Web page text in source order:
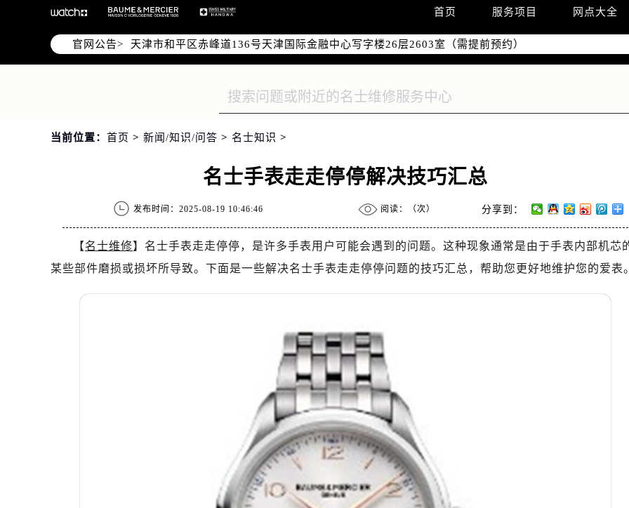
首页 服务项目 网点大全
官网公告>
北京市东城区东长安街1号东方广场写字楼W3座6层602室（需提前预约）
天津市和平区赤峰道136号天津国际金融中心写字楼26层2603室（需提前预约）
上海市徐汇区虹桥路3号港汇中心写字楼2座37层3705室（需提前预约）
南京市秦淮区中山南路1号（新街口）南京中心写字楼22层C1-1室（需提前预约）
徐州市鼓楼区淮海东路29号苏宁广场IFC国际金融中心写字楼35层3508室（需提前预约）
盐城市盐都区世纪大道5号盐城金融城写字楼1号楼16层1604室（需提前预约）
泰州市海陵区永定东路399号置地商务中心东塔写字楼（华润万象城）17层1706室（需提前预约）
杭州市上城区钱江路1366号华润大厦写字楼A座5层503-5室（需提前预约）
金华市金东区东市南街777号金华万达广场写字楼4号楼22层2209室（需提前预约）
济南市历下区经十路11111号华润中心写字楼（万象城）15层1508室（需提前预约）
广州市天河区天河路230号万菱汇国际中心写字楼A塔7层704室（需提前预约）
广州市越秀区环市东路371-375号世界贸易中心大厦南塔写字楼15层07室（需提前预约）
深圳市罗湖区深南东路5001号华润大厦写字楼17层1701室（需提前预约）
惠州市惠城区江北文昌一路7号华贸大厦写字楼1座30层05室（需提前预约）
厦门市思明区湖滨东路95号华润大厦写字楼B座11层1104室（需提前预约）
福州市鼓楼区五四路128-1号恒力城写字楼15层03室（需提前预约）
成都市锦江区人民东路6号SAC东原中心写字楼24层2406B室（需提前预约）
重庆市江北区观音桥步行街2号融恒时代广场写字楼9层902室（需提前预约）
当前位置： 首页 > 新闻/知识/问答 > 名士知识 >
名士手表走走停停解决技巧汇总
发布时间：2025-08-19 10:46:46 阅读：（次） 分享到：
【名士维修】名士手表走走停停，是许多手表用户可能会遇到的问题。这种现象通常是由于手表内部机芯
某些部件磨损或损坏所导致。下面是一些解决名士手表走走停停问题的技巧汇总，帮助您更好地维护您的爱表。